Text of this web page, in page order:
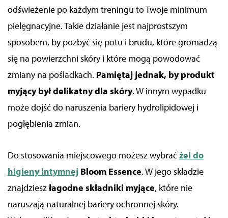
odświeżenie po każdym treningu to Twoje minimum
pielęgnacyjne. Takie działanie jest najprostszym
sposobem, by pozbyć się potu i brudu, które gromadzą
się na powierzchni skóry i które mogą powodować
zmiany na pośladkach. Pamiętaj jednak, by produkt
myjący był delikatny dla skóry. W innym wypadku
może dojść do naruszenia bariery hydrolipidowej i
pogłębienia zmian.
Do stosowania miejscowego możesz wybraćżel do
higieny intymnej Bloom Essence. W jego składzie
znajdzieszłagodne składniki myjące, które nie
naruszają naturalnej bariery ochronnej skóry.